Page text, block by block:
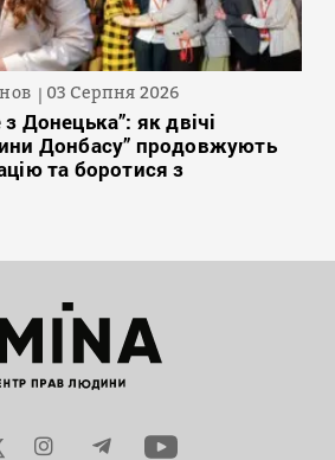
03 Серпня 2026
Донецька”: як двічі
Донбасу” продовжують
та боротися з